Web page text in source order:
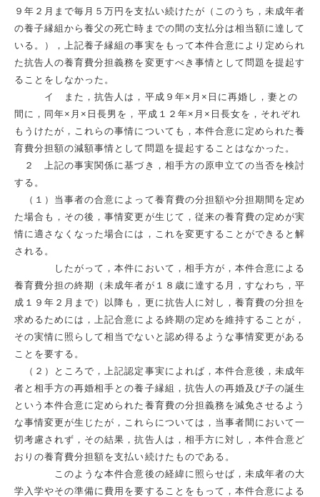
９年２月まで毎月５万円を支払い続けたが（このうち，未成年者
の養子縁組から養父の死亡時までの間の支払分は相当額に達して
いる。），上記養子縁組の事実をもって本件合意により定められ
た抗告人の養育費分担義務を変更すべき事情として問題を提起す
ることをしなかった。
イ また，抗告人は，平成９年×月×日に再婚し，妻との
間に，同年×月×日長男を，平成１２年×月×日長女を，それぞれ
もうけたが，これらの事情についても，本件合意に定められた養
育費分担額の減額事情として問題を提起することはなかった。
２ 上記の事実関係に基づき，相手方の原申立ての当否を検討
する。
（１）当事者の合意によって養育費の分担額や分担期間を定め
た場合も，その後，事情変更が生じて，従来の養育費の定めが実
情に適さなくなった場合には，これを変更することができると解
される。
したがって，本件において，相手方が，本件合意による
養育費分担の終期（未成年者が１８歳に達する月，すなわち，平
成１９年２月まで）以降も，更に抗告人に対し，養育費の分担を
求めるためには，上記合意による終期の定めを維持することが，
その実情に照らして相当でないと認め得るような事情変更がある
ことを要する。
（２）ところで，上記認定事実によれば，本件合意後，未成年
者と相手方の再婚相手との養子縁組，抗告人の再婚及び子の誕生
という本件合意に定められた養育費の分担義務を減免させるよう
な事情変更が生じたが，これらについては，当事者間において一
切考慮されず，その結果，抗告人は，相手方に対し，本件合意ど
おりの養育費分担額を支払い続けたものである。
このような本件合意後の経緯に照らせば，未成年者の大
学入学やその準備に費用を要することをもって，本件合意による